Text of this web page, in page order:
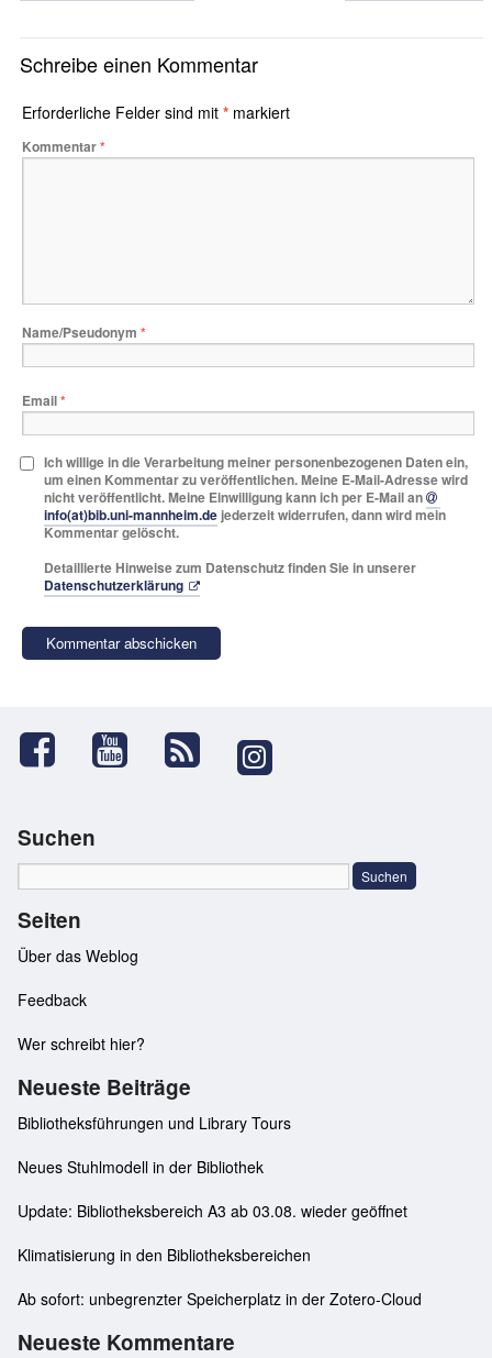
Schreibe einen Kommentar
Erforderliche Felder sind mit * markiert
Kommentar*
Name/Pseudonym *
Email*
Ich willige in die Verarbeitung meiner personenbezogenen Daten ein,
um einen Kommentar zu veröffentlichen. Meine E-Mail-Adresse wird
nicht veröffentlicht. Meine Einwilligung kann ich per E-Mail an
info(at)bib.uni-mannheim.de jederzeit widerrufen, dann wird mein
Kommentar gelöscht.
Detaillierte Hinweise zum Datenschutz finden Sie in unserer
Datenschutzerklärung
Suchen
Seiten
Über das Weblog
Feedback
Wer schreibt hier?
Neueste Beiträge
Bibliotheksführungen und Library Tours
Neues Stuhlmodell in der Bibliothek
Update: Bibliotheksbereich A3 ab 03.08. wieder geöffnet
Klimatisierung in den Bibliotheksbereichen
Ab sofort: unbegrenzter Speicherplatz in der Zotero-Cloud
Neueste Kommentare